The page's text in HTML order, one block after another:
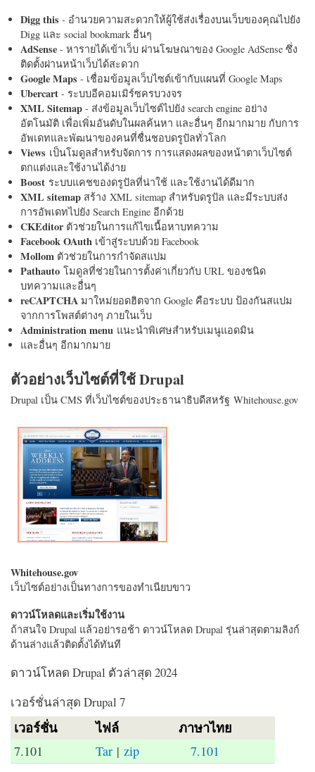
Digg this - อำนวยความสะดวกให้ผู้ใช้ส่งเรื่องบนเว็บของคุณไปยัง
Digg และ social bookmark อื่นๆ
AdSense - หารายได้เข้าเว็บ ผ่านโฆษณาของ Google AdSense ซึ่ง
ติดตั้งผ่านหน้าเว็บได้สะดวก
Google Maps - เชื่อมข้อมูลเว็บไซต์เข้ากับแผนที่ Google Maps
Ubercart - ระบบอีคอมเมิร์ซครบวงจร
XML Sitemap - ส่งข้อมูลเว็บไซต์ไปยัง search engine อย่าง
อัตโนมัติ เพื่อเพิ่มอันดับในผลค้นหา และอื่นๆ อีกมากมาย กับการ
อัพเดทและพัฒนาของคนที่ชื่นชอบดรูปัลทั่วโลก
Views เป็นโมดูลสำหรับจัดการ การแสดงผลของหน้าตาเว็บไซต์
ตกแต่งและใช้งานได้ง่าย
Boost ระบบแคชของดรูปัลที่น่าใช้ และใช้งานได้ดีมาก
XML sitemap สร้าง XML sitemap สำหรับดรูปัล และมีระบบส่ง
การอัพเดทไปยัง Search Engine อีกด้วย
CKEditorตัวช่วยในการแก้ไขเนื้อหาบทความ
Facebook OAuth เข้าสู่ระบบด้วย Facebook
Mollom ตัวช่วยในการกำจัดสแปม
Pathauto โมดูลที่ช่วยในการตั้งค่าเกี่ยวกับ URL ของชนิด
บทความและอื่นๆ
reCAPTCHA มาใหม่ยอดฮิตจาก Google คือระบบ ป้องกันสแปม
จากการโพสต์ต่างๆ ภายในเว็บ
Administration menu แนะนำพิเศษสำหรับเมนูแอดมิน
และอื่นๆ อีกมากมาย
ตัวอย่างเว็บไซต์ที่ใช้ Drupal
Drupal เป็น CMS ที่เว็บไซต์ของประธานาธิบดีสหรัฐ Whitehouse.gov
Whitehouse.gov
เว็บไซต์อย่างเป็นทางการของทำเนียบขาว
ดาวน์โหลดและเริ่มใช้งาน
ถ้าสนใจ Drupal แล้วอย่ารอช้า ดาวน์โหลด Drupal รุ่นล่าสุดตามลิงก์
ด้านล่างแล้วติดตั้งได้ทันที
ดาวน์โหลด Drupal ตัวล่าสุด 2024
เวอร์ชั่นล่าสุด Drupal 7
เวอร์ชั่น ไฟล์ ภาษาไทย
7.101 Tar |zip 7.101